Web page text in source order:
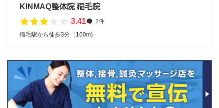
KINMAQ整体院 稲毛院
3.41
2件
稲毛駅から徒歩3分（160m)